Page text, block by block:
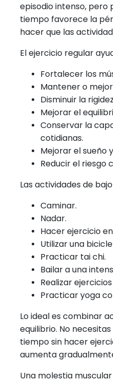
episodio intenso,
tiempo favorece la
hacer que las
El ejercicio regular
Fortalecer los
Mantener o
Disminuir la
Mejorar el
Conservar la
cotidianas.
Mejorar el sueño
Reducir el riesgo
Las actividades de
Caminar.
Nadar.
Hacer ejercicio
Utilizar una
Practicar tai chi.
Bailar a una
Realizar
Practicar yoga
Lo ideal es combinar
equilibrio. No
tiempo sin hacer
aumenta
Una molestia